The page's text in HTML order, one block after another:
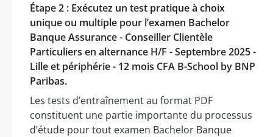
Étape 2 : Exécutez un test pratique à choix
unique ou multiple pour l’examen Bachelor
Banque Assurance - Conseiller Clientèle
Particuliers en alternance H/F - Septembre 2025 -
Lille et périphérie - 12 mois CFA B-School by BNP
Paribas.
Les tests d’entraînement au format PDF
constituent une partie importante du processus
d’étude pour tout examen Bachelor Banque